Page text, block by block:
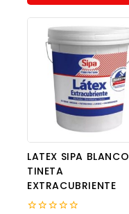
LATEX SIPA BLANCO
TINETA
EXTRACUBRIENTE